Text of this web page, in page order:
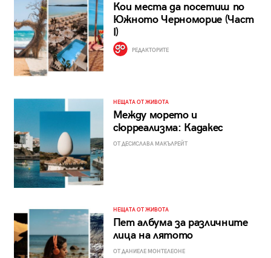
Кои места да посетиш по
Южното Черноморие (Част
I)
РЕДАКТОРИТЕ
НЕЩАТА ОТ ЖИВОТА
Между морето и
сюрреализма: Кадакес
ОТ ДЕСИСЛАВА МАКЪЛРЕЙТ
НЕЩАТА ОТ ЖИВОТА
Пет албума за различните
лица на лятото
ОТ ДАНИЕЛЕ МОНТЕЛЕОНЕ